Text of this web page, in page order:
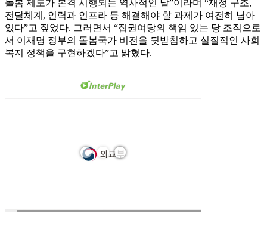
돌봄 제도가 본격 시행되는 역사적인 날”이라며 “재정 구조,
전달체계, 인력과 인프라 등 해결해야 할 과제가 여전히 남아
있다”고 짚었다. 그러면서 “집권여당의 책임 있는 당 조직으로
서 이재명 정부의 돌봄국가 비전을 뒷받침하고 실질적인 사회
복지 정책을 구현하겠다”고 밝혔다.